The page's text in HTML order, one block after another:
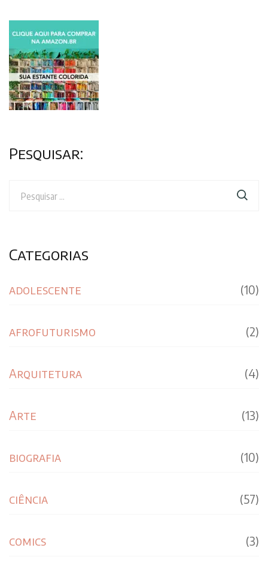
posts
Pesquisar:
por:
Categorias
adolescente (10)
afrofuturismo (2)
Arquitetura (4)
Arte (13)
biografia (10)
ciência (57)
comics (3)